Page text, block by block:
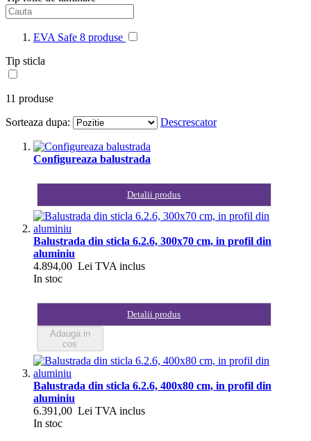
EVA Safe 8 produse
Tip sticla
11 produse
Sorteaza dupa:
Descrescator
Configureaza balustrada
Detalii produs
Balustrada din sticla 6.2.6, 300x70 cm, in profil din
aluminiu
4.894,00 Lei TVA inclus
In stoc
Detalii produs
Adauga in
cos
Balustrada din sticla 6.2.6, 400x80 cm, in profil din
aluminiu
6.391,00 Lei TVA inclus
In stoc